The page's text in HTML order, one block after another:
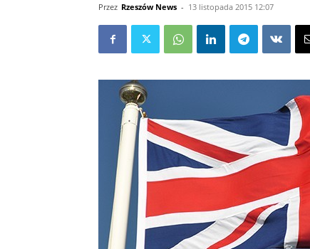
Przez Rzeszów News - 13 listopada 2015 12:07